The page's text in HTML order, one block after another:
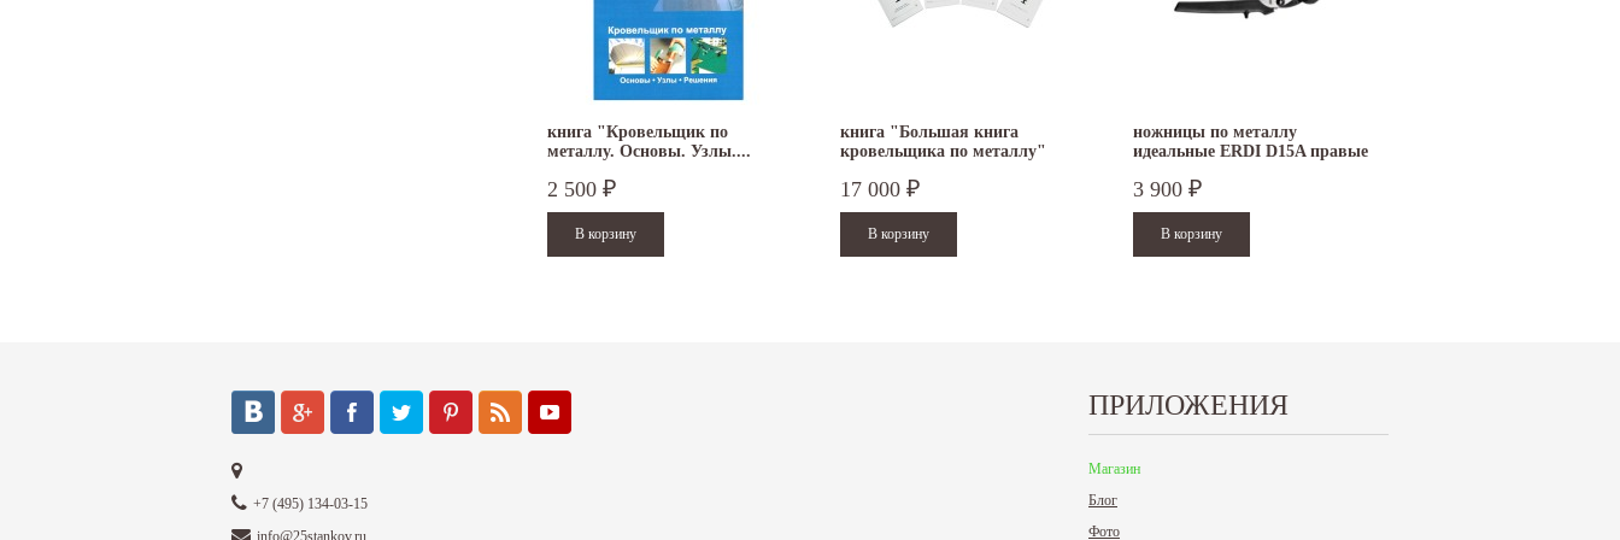
книга "Кровельщик по
металлу. Основы. Узлы....
2 500 ₽
книга "Большая книга
кровельщика по металлу"
17 000 ₽
ножницы по металлу
идеальные ERDI D15A правые
3 900 ₽
+7 (495) 134-03-15
info@25stankov.ru
ПРИЛОЖЕНИЯ
Магазин
Блог
Фото